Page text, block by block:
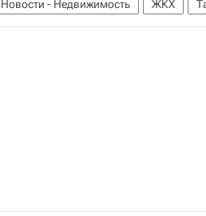
Новости - Недвижимость ЖКХ
Повышения тарифов ЖКХ из-за